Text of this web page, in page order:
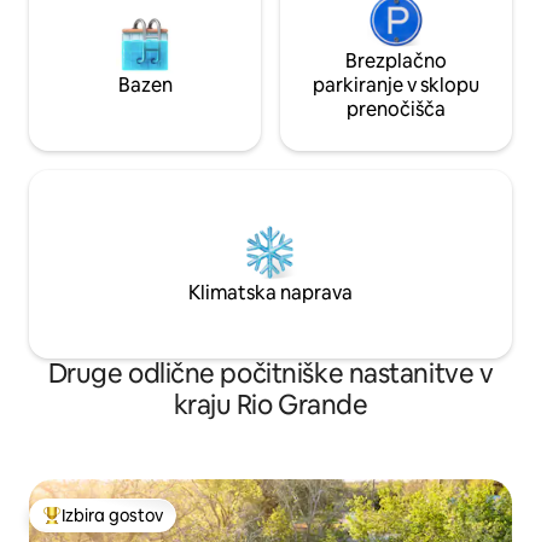
Bazen
Brezplačno
parkiranje v sklopu
prenočišča
Klimatska naprava
Druge odlične počitniške nastanitve v
kraju Rio Grande
Najbolj priljubljena prenočišča z značko »Izbira gostov«
Izbira gostov